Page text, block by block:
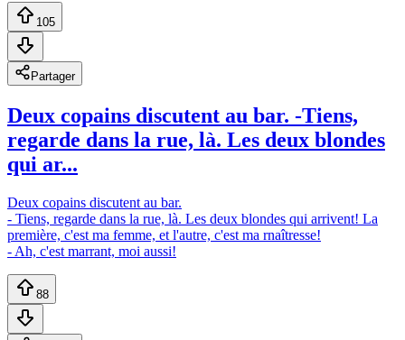
105
Partager
Deux copains discutent au bar. -Tiens,
regarde dans la rue, là. Les deux blondes
qui ar...
Deux copains discutent au bar.
- Tiens, regarde dans la rue, là. Les deux blondes qui arrivent! La
première, c'est ma femme, et l'autre, c'est ma rnaîtresse!
- Ah, c'est marrant, moi aussi!
88